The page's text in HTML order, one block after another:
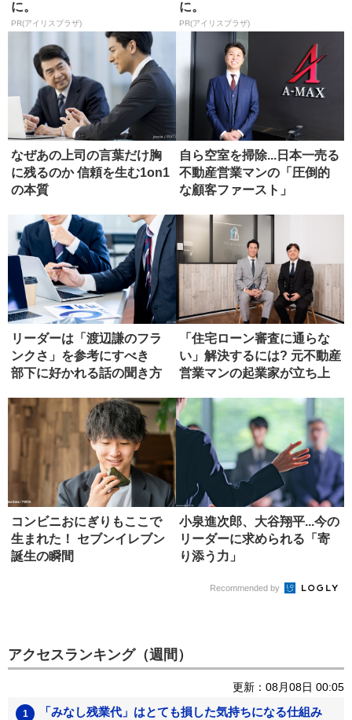
に。
PR(アイリスプラザ)
に。
PR(アイリスプラザ)
なぜあの上司の言葉だけ胸
に残るのか 信頼を生む1on1
の本質
自ら空室を掃除...日本一売る
不動産営業マンの「圧倒的
な顧客ファースト」
リーダーは「渡辺謙のフラ
ンクさ」を参考にすべき
部下に好かれる話の聞き方
「住宅ローン審査に通らな
い」解決するには? 元不動産
営業マンの起業家が立ち上
コンビニおにぎりもここで
生まれた！ セブンイレブン
誕生の瞬間
小泉進次郎、大谷翔平...今の
リーダーに求められる「寄
り添う力」
Recommended by
アクセスランキング（週間）
更新：08月08日 00:05
「みなし残業代」はとても損した気持ちになる仕組み